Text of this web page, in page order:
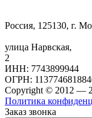
Россия, 125130, г.
улица Нарвская,
2
ИНН: 7743899944
ОГРН:
Copyright © 2012 —
Политика
Заказ звонка